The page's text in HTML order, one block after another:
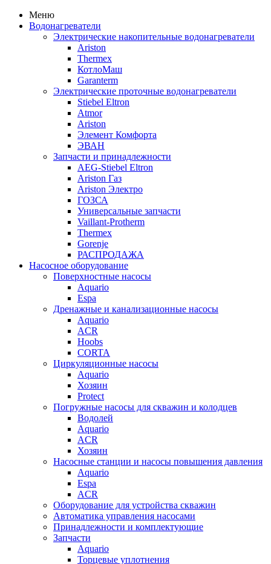
Меню
Водонагреватели
Электрические накопительные водонагреватели
Ariston
Thermex
КотлоМаш
Garanterm
Электрические проточные водонагреватели
Stiebel Eltron
Atmor
Ariston
Элемент Комфорта
ЭВАН
Запчасти и принадлежности
AEG-Stiebel Eltron
Ariston Газ
Ariston Электро
ГОЗСА
Универсальные запчасти
Vaillant-Protherm
Thermex
Gorenje
РАСПРОДАЖА
Насосное оборудование
Поверхностные насосы
Aquario
Espa
Дренажные и канализационные насосы
Aquario
ACR
Hoobs
CORTA
Циркуляционные насосы
Aquario
Хозяин
Protect
Погружные насосы для скважин и колодцев
Водолей
Aquario
ACR
Хозяин
Насосные станции и насосы повышения давления
Aquario
Espa
ACR
Оборудование для устройства скважин
Автоматика управления насосами
Принадлежности и комплектующие
Запчасти
Aquario
Торцевые уплотнения